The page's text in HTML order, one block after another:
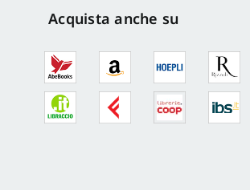
Acquista anche su